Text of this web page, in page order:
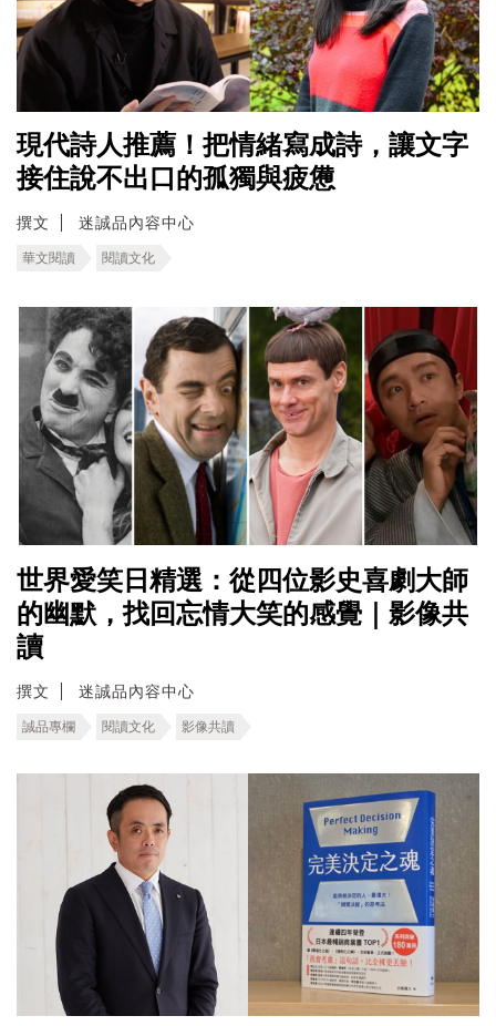
現代詩人推薦！把情緒寫成詩，讓文字
接住說不出口的孤獨與疲憊
撰文 迷誠品內容中心
華文閱讀 閱讀文化
世界愛笑日精選：從四位影史喜劇大師
的幽默，找回忘情大笑的感覺｜影像共
讀
撰文 迷誠品內容中心
誠品專欄 閱讀文化 影像共讀